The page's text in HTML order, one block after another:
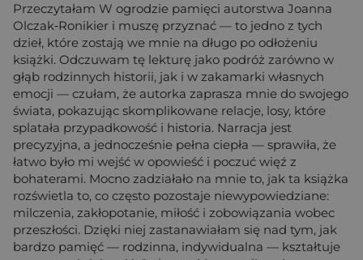
Przeczytałam W ogrodzie pamięci autorstwa Joanna
Olczak‑Ronikier i muszę przyznać — to jedno z tych
dzieł, które zostają we mnie na długo po odłożeniu
książki. Odczuwam tę lekturę jako podróż zarówno w
głąb rodzinnych historii, jak i w zakamarki własnych
emocji — czułam, że autorka zaprasza mnie do swojego
świata, pokazując skomplikowane relacje, losy, które
splatała przypadkowość i historia. Narracja jest
precyzyjna, a jednocześnie pełna ciepła — sprawiła, że
łatwo było mi wejść w opowieść i poczuć więź z
bohaterami. Mocno zadziałało na mnie to, jak ta książka
rozświetla to, co często pozostaje niewypowiedziane:
milczenia, zakłopotanie, miłość i zobowiązania wobec
przeszłości. Dzięki niej zastanawiałam się nad tym, jak
bardzo pamięć — rodzinna, indywidualna — kształtuje